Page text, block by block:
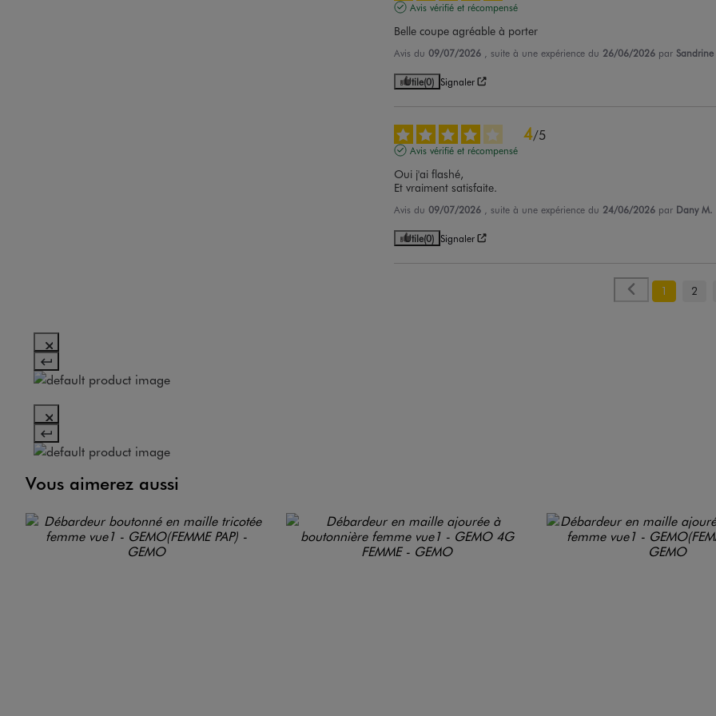
Avis vérifié et récompensé
Belle coupe agréable à porter
Avis du 09/07/2026 , suite à une expérience du 26/06/2026 par Sandrine
Utile(0) Signaler
4/5
Avis vérifié et récompensé
Oui j'ai flashé,
Et vraiment satisfaite.
Avis du 09/07/2026 , suite à une expérience du 24/06/2026 par Dany M.
Utile(0) Signaler
1 2
Vous aimerez aussi